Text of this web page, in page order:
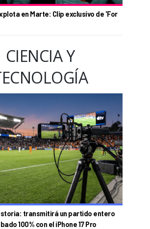
en Marte: Clip exclusivo de 'For
CIENCIA Y
transmitirá un partido entero
100% con el iPhone 17 Pro